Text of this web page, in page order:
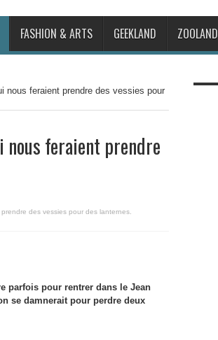
FASHION & ARTS GEEKLAND ZOOLAND
nous feraient prendre des vessies pour
nous feraient prendre
des vessies pour des lanternes.
parfois pour rentrer dans le Jean
se damnerait pour perdre deux